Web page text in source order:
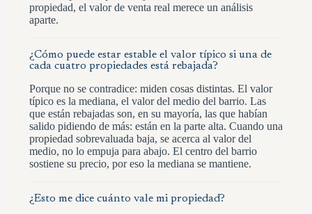
propiedad, el valor de venta real merece un análisis
aparte.
¿Cómo puede estar estable el valor típico si una de
cada cuatro propiedades está rebajada?
Porque no se contradice: miden cosas distintas. El valor
típico es la mediana, el valor del medio del barrio. Las
que están rebajadas son, en su mayoría, las que habían
salido pidiendo de más: están en la parte alta. Cuando una
propiedad sobrevaluada baja, se acerca al valor del
medio, no lo empuja para abajo. El centro del barrio
sostiene su precio, por eso la mediana se mantiene.
¿Esto me dice cuánto vale mi propiedad?